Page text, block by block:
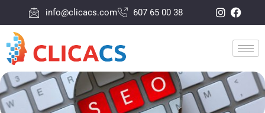
info@clicacs.com 607 65 00 38